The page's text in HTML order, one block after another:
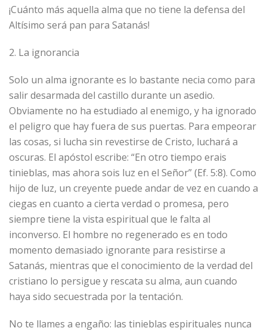
¡Cuánto más aquella alma que no tiene la defensa del
Altísimo será pan para Satanás!
2. La ignorancia
Solo un alma ignorante es lo bastante necia como para
salir desarmada del castillo durante un asedio.
Obviamente no ha estudiado al enemigo, y ha ignorado
el peligro que hay fuera de sus puertas. Para empeorar
las cosas, si lucha sin revestirse de Cristo, luchará a
oscuras. El apóstol escribe: “En otro tiempo erais
tinieblas, mas ahora sois luz en el Señor” (Ef. 5:8). Como
hijo de luz, un creyente puede andar de vez en cuando a
ciegas en cuanto a cierta verdad o promesa, pero
siempre tiene la vista espiritual que le falta al
inconverso. El hombre no regenerado es en todo
momento demasiado ignorante para resistirse a
Satanás, mientras que el conocimiento de la verdad del
cristiano lo persigue y rescata su alma, aun cuando
haya sido secuestrada por la tentación.
No te llames a engaño: las tinieblas espirituales nunca